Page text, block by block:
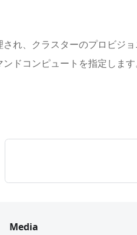
れ、クラスターのプロビジ
ドコンピュートを指定しま
Media